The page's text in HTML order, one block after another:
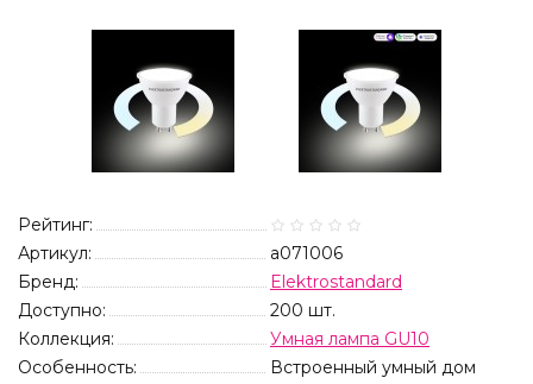
Рейтинг:
Артикул:
a071006
Бренд:
Elektrostandard
Доступно:
200 шт.
Коллекция:
Умная лампа GU10
Особенность:
Встроенный умный дом